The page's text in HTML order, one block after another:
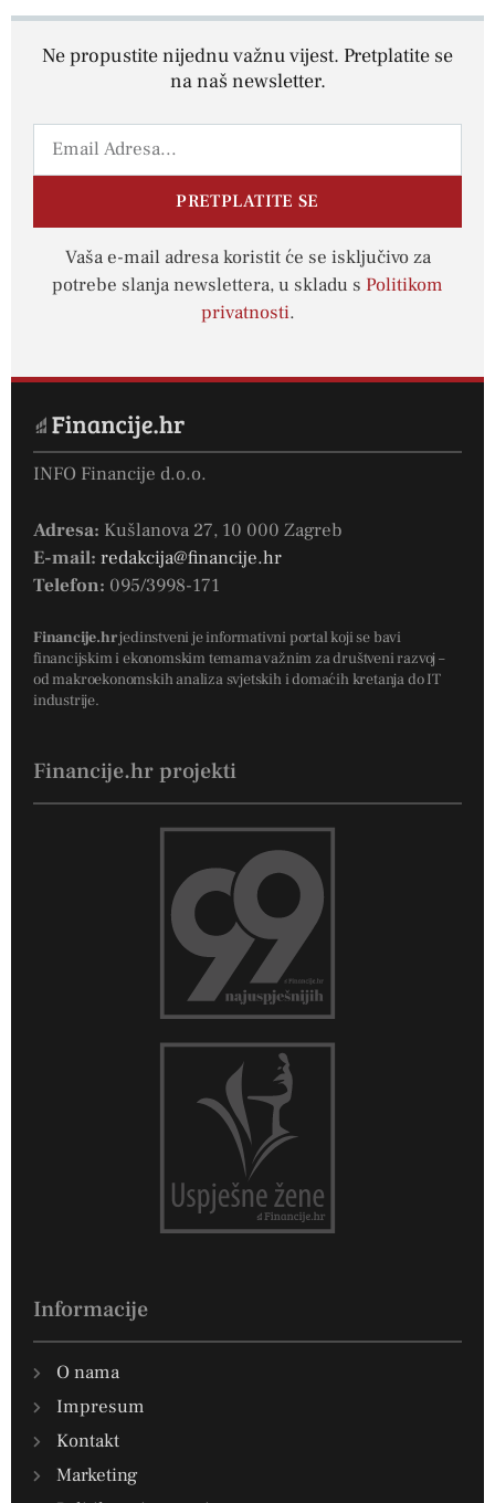
Ne propustite nijednu važnu vijest. Pretplatite se
na naš newsletter.
PRETPLATITE SE
Vaša e-mail adresa koristit će se isključivo za
potrebe slanja newslettera, u skladu s Politikom
privatnosti.
INFO Financije d.o.o.
Adresa: Kušlanova 27, 10 000 Zagreb
E-mail: redakcija@financije.hr
Telefon: 095/3998-171
Financije.hrjedinstveni je informativni portal koji se bavi
financijskim i ekonomskim temama važnim za društveni razvoj –
od makroekonomskih analiza svjetskih i domaćih kretanja do IT
industrije.
Financije.hr projekti
Informacije
O nama
Impresum
Kontakt
Marketing